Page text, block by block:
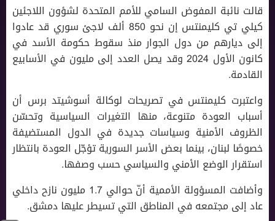
قالت نائبة المفوض السامي للأمم المتحدة لشؤون اللاجئين
كيلي تي كليمنتس إن نحو 850 ألف لاجئ سوري قد عادوا
إلى ديارهم من دول الجوار منذ سقوط حكومة الأسد في
كانون الأول 2024 وقد يصل العدد إلى مليون في الأسابيع
القادمة.
واعتبرت كليمنتس في تصريحات لوكالة أسوشيتد برس أن
أسباب العودة متنوعة، منها التغيرات السياسية وتحسّن
الظروف الأمنية وسياسات جديدة في الدول المستضيفة
خصوصًا لبنان، بينما بعض الأسر السورية تؤجّل العودة بانتظار
استقرار الوضع الأمني والسياسي حسب وصفها.
وأضافت المسؤولة الأممية أنّ حوالي 1.7 مليون نازح داخلي
عاد إلى مجتمعه في المناطق التي تسيطر عليها دمشق.